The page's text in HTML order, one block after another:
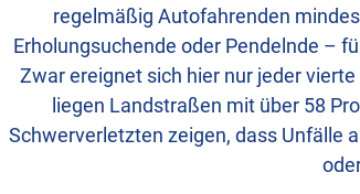
regelmäßig Autofahrenden
Erholungsuchende oder Pendelnde –
Zwar ereignet sich hier nur jeder
liegen Landstraßen mit über 58
Schwerverletzten zeigen, dass Unfälle